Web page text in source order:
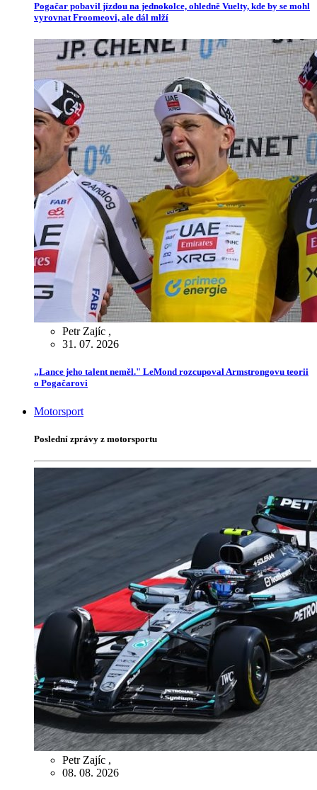
Pogačar pobavil jízdou na jednokolce, ohledně Vuelty, kde by se mohl
vyrovnat Froomeovi, ale dál mlží
Petr Zajíc ,
31. 07. 2026
„Lance jeho talent neměl." LeMond rozcupoval Armstrongovu teorii
o Pogačarovi
Motorsport
Poslední zprávy z motorsportu
Petr Zajíc ,
08. 08. 2026